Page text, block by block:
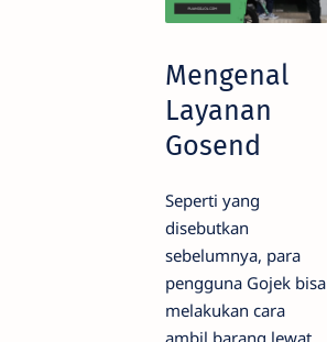
Mengenal
Layanan
Gosend
Seperti yang
disebutkan
sebelumnya, para
pengguna Gojek bisa
melakukan cara